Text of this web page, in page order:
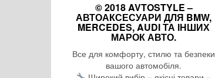
© 2018 AVTOSTYLE –
АВТОАКСЕСУАРИ ДЛЯ BMW,
MERCEDES, AUDI ТА ІНШИХ
МАРОК АВТО.
Все для комфорту, стилю та безпеки
вашого автомобіля.